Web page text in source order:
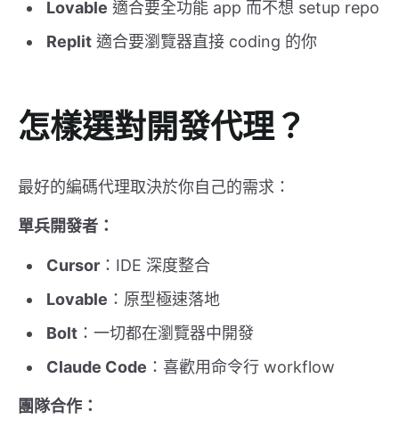
Lovable 適合要全功能 app 而不想 setup repo
Replit 適合要瀏覽器直接 coding 的你
怎樣選對開發代理？
最好的編碼代理取決於你自己的需求：
單兵開發者：
Cursor ：IDE 深度整合
Lovable ：原型極速落地
Bolt ：一切都在瀏覽器中開發
Claude Code ：喜歡用命令行 workflow
團隊合作：